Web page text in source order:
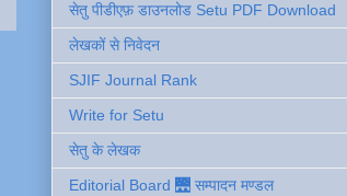
सेतु पीडीएफ़ डाउनलोड Setu PDF Download
लेखकों से निवेदन
SJIF Journal Rank
Write for Setu
सेतु के लेखक
Editorial Board 🌉 सम्पादन मण्डल